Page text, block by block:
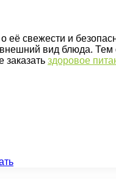
её свежести и
вид блюда.
заказать здоровое